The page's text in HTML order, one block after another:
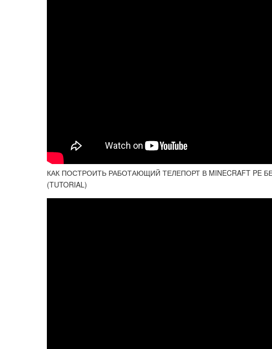
КАК ПОСТРОИТЬ РАБОТАЮЩИЙ ТЕЛЕПОРТ В MINECRAFT PE
(TUTORIAL)